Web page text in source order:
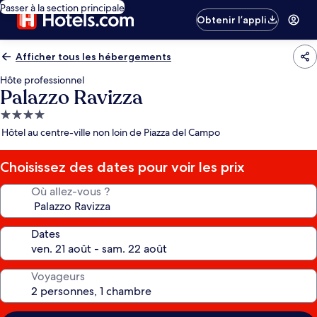
Passer à la section principale
Obtenir l’appli
Afficher tous les hébergements
Hôte professionnel
Palazzo Ravizza
Hébergement
4.0 étoiles
Hôtel au centre-ville non loin de Piazza del Campo
Choisissez des dates pour voir les prix
Où allez-vous ?
Dates
Voyageurs